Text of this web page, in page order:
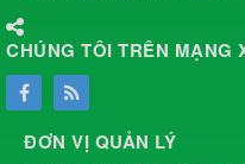
CHÚNG TÔI TRÊN MẠNG
ĐƠN VỊ QUẢN LÝ